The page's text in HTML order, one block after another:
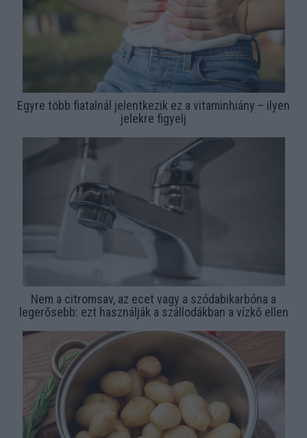
Egyre több fiatalnál jelentkezik ez a vitaminhiány – ilyen
jelekre figyelj
Nem a citromsav, az ecet vagy a szódabikarbóna a
legerősebb: ezt használják a szállodákban a vízkő ellen